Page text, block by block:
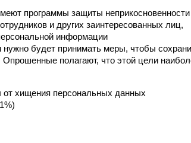
программы защиты неприкосновенности
и других заинтересованных лиц,
информации
нужно будет принимать меры, чтобы
полагают, что этой цели
от хищения персональных данных